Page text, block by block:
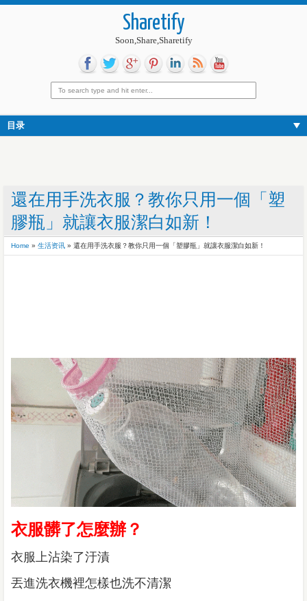
Sharetify
Soon,Share,Sharetify
目录
還在用手洗衣服？教你只用一個「塑
膠瓶」就讓衣服潔白如新！
Home » 生活资讯 » 還在用手洗衣服？教你只用一個「塑膠瓶」就讓衣服潔白如新！
衣服髒了怎麼辦？
衣服上沾染了汙漬
丟進洗衣機裡怎樣也洗不清潔